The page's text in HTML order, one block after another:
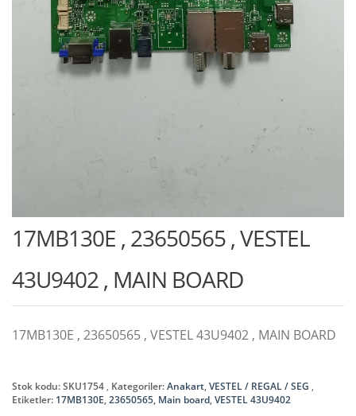
17MB130E , 23650565 , VESTEL
43U9402 , MAIN BOARD
17MB130E , 23650565 , VESTEL 43U9402 , MAIN BOARD
Stok kodu:SKU1754 Kategoriler:Anakart,VESTEL / REGAL / SEG
Etiketler: 17MB130E,23650565, Main board,VESTEL 43U9402